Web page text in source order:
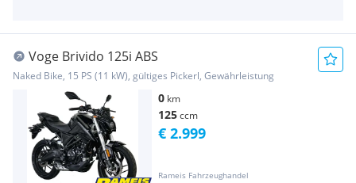
Voge Brivido 125i ABS
Naked Bike, 15 PS (11 kW), gültiges Pickerl, Gewährleistung
0 km
125ccm
Rameis Fahrzeughandel
€ 2.999